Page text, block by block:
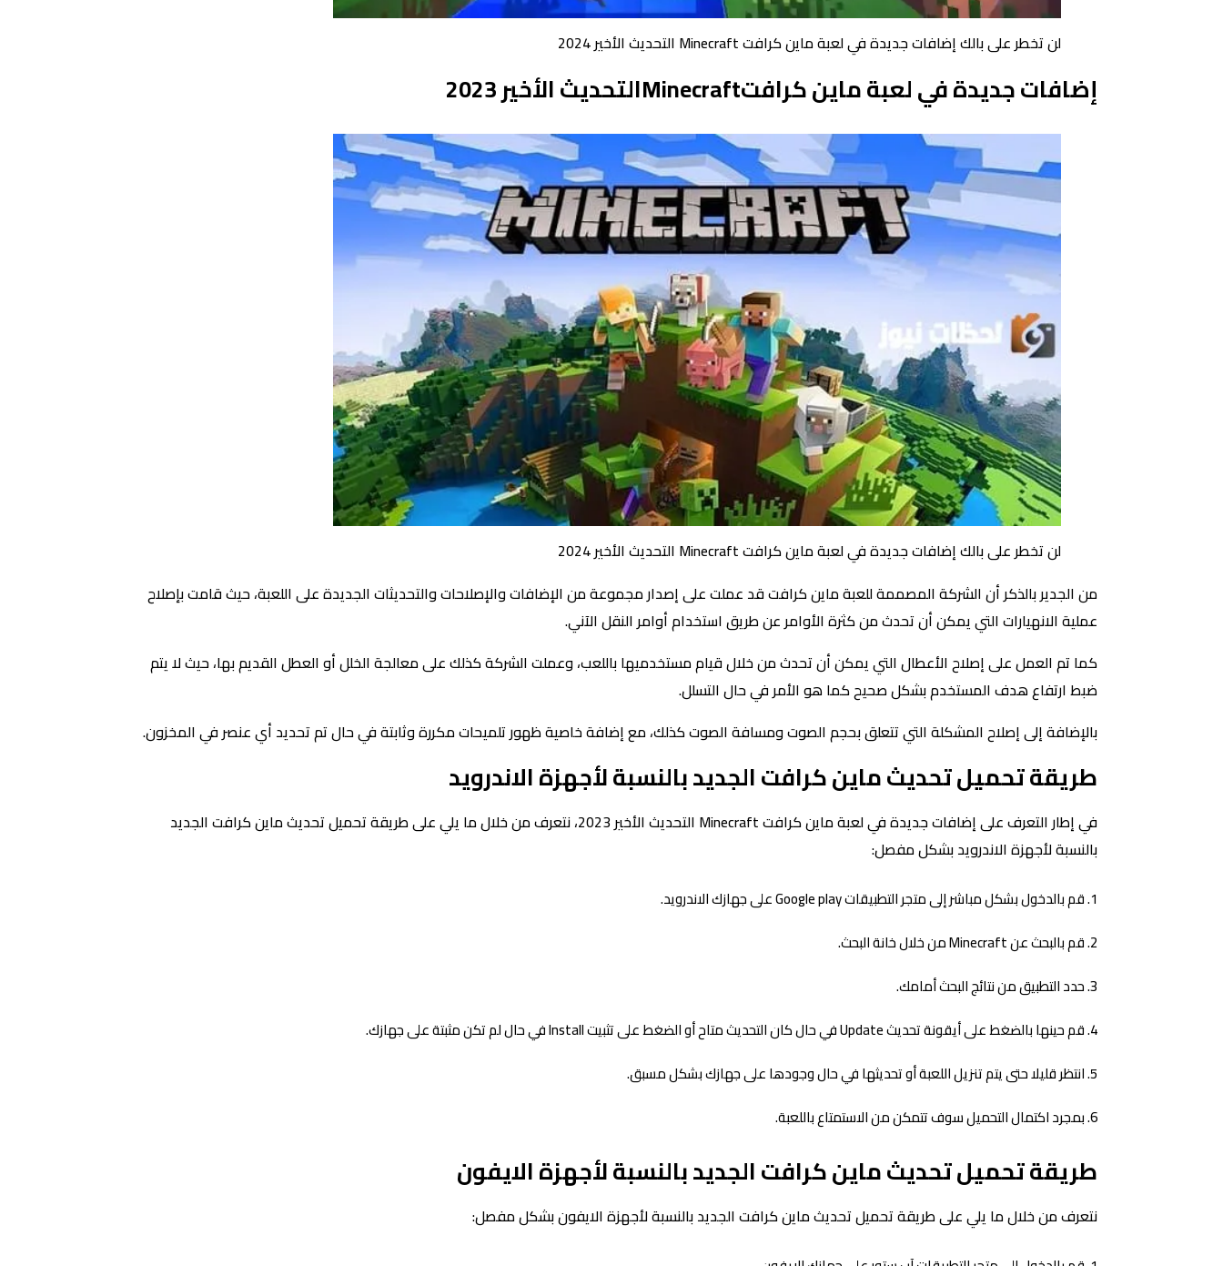
لن تخطر على بالك إضافات جديدة في لعبة ماين كرافت Minecraft التحديث الأخير 2024
إضافات جديدة في لعبة ماين كرافتMinecraftالتحديث الأخير 2023
لن تخطر على بالك إضافات جديدة في لعبة ماين كرافت Minecraft التحديث الأخير 2024
من الجدير بالذكر أن الشركة المصممة للعبة ماين كرافت قد عملت على إصدار مجموعة من الإضافات والإصلاحات والتحديثات الجديدة على اللعبة، حيث قامت بإصلاح
عملية الانهيارات التي يمكن أن تحدث من كثرة الأوامر عن طريق استخدام أوامر النقل الآني.
كما تم العمل على إصلاح الأعطال التي يمكن أن تحدث من خلال قيام مستخدميها باللعب، وعملت الشركة كذلك على معالجة الخلل أو العطل القديم بها، حيث لا يتم
ضبط ارتفاع هدف المستخدم بشكل صحيح كما هو الأمر في حال التسلل.
بالإضافة إلى إصلاح المشكلة التي تتعلق بحجم الصوت ومسافة الصوت كذلك، مع إضافة خاصية ظهور تلميحات مكررة وثابتة في حال تم تحديد أي عنصر في المخزون.
طريقة تحميل تحديث ماين كرافت الجديد بالنسبة لأجهزة الاندرويد
في إطار التعرف على إضافات جديدة في لعبة ماين كرافت Minecraft التحديث الأخير 2023، نتعرف من خلال ما يلي على طريقة تحميل تحديث ماين كرافت الجديد
بالنسبة لأجهزة الاندرويد بشكل مفصل:
قم بالدخول بشكل مباشر إلى متجر التطبيقات Google play على جهازك الاندرويد.
قم بالبحث عن Minecraft من خلال خانة البحث.
حدد التطبيق من نتائج البحث أمامك.
قم حينها بالضغط على أيقونة تحديث Update في حال كان التحديث متاح أو الضغط على تثبيت Install في حال لم تكن مثبتة على جهازك.
انتظر قليلا حتى يتم تنزيل اللعبة أو تحديثها في حال وجودها على جهازك بشكل مسبق.
بمجرد اكتمال التحميل سوف تتمكن من الاستمتاع باللعبة.
طريقة تحميل تحديث ماين كرافت الجديد بالنسبة لأجهزة الايفون
نتعرف من خلال ما يلي على طريقة تحميل تحديث ماين كرافت الجديد بالنسبة لأجهزة الايفون بشكل مفصل: